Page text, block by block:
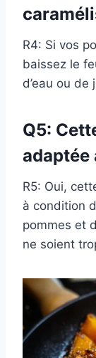
R4: Si vos
baissez le
d’eau ou de
Q5:
adaptée
R5: Oui,
à condition
pommes et
ne soient